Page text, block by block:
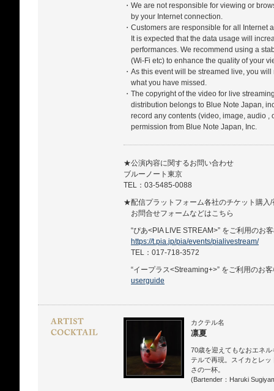
・We are not responsible for viewing or
by your Internet connection.
・Customers are responsible for all Internet
It is expected that the data usage will
performances. We recommend using a
(Wi-Fi etc) to enhance the quality of your
・As this event will be streamed live, you
what you have missed.
・The copyright of the video for live
distribution belongs to Blue Note Japan,
record any contents (video, image, audio
permission from Blue Note Japan, Inc.
★公演内容に関するお問い合わせ
ブルーノート東京
TEL：03-5485-0088
★配信プラットフォーム各社のチケット購入/
お問合せフォームなどはこちら
“ぴあ<PIA LIVE STREAM>” をご利用のお
https://t.pia.jp/pia/events/pialivestream/
TEL：017-718-3572
“イープラス<Streaming+>” をご利用のお
userguide
カクテル名
凛夏
70歳を迎えてもなおエネ
テルで再現。スイカとレ
さの一杯。
(Bartender：Haruki